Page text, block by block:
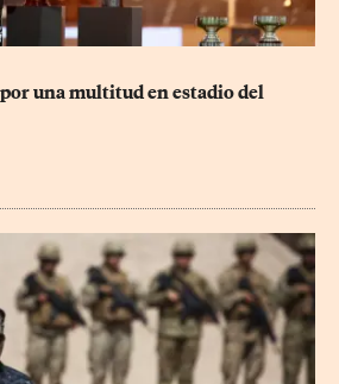
una multitud en estadio del